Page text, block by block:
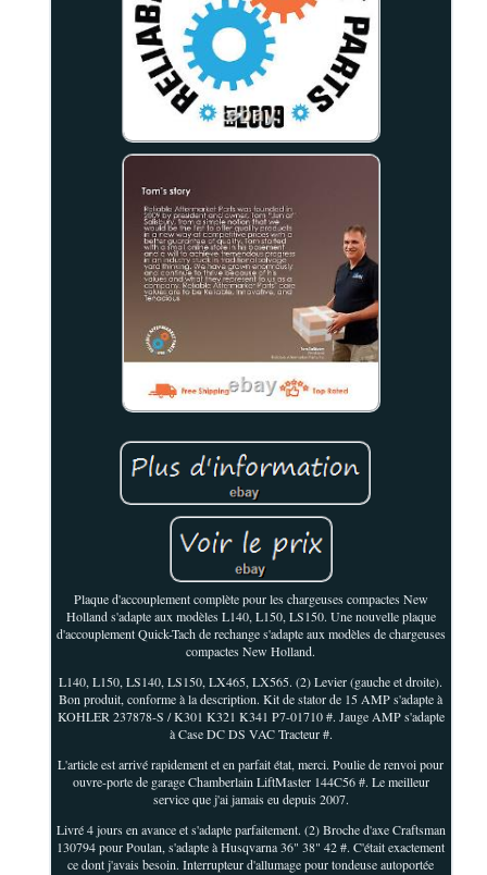
Plaque d'accouplement complète pour les chargeuses compactes New
Holland s'adapte aux modèles L140, L150, LS150. Une nouvelle plaque
d'accouplement Quick-Tach de rechange s'adapte aux modèles de chargeuses
compactes New Holland.
L140, L150, LS140, LS150, LX465, LX565. (2) Levier (gauche et droite).
Bon produit, conforme à la description. Kit de stator de 15 AMP s'adapte à
KOHLER 237878-S / K301 K321 K341 P7-01710 #. Jauge AMP s'adapte
à Case DC DS VAC Tracteur #.
L'article est arrivé rapidement et en parfait état, merci. Poulie de renvoi pour
ouvre-porte de garage Chamberlain LiftMaster 144C56 #. Le meilleur
service que j'ai jamais eu depuis 2007.
Livré 4 jours en avance et s'adapte parfaitement. (2) Broche d'axe Craftsman
130794 pour Poulan, s'adapte à Husqvarna 36" 38" 42 #. C'était exactement
ce dont j'avais besoin. Interrupteur d'allumage pour tondeuse autoportée